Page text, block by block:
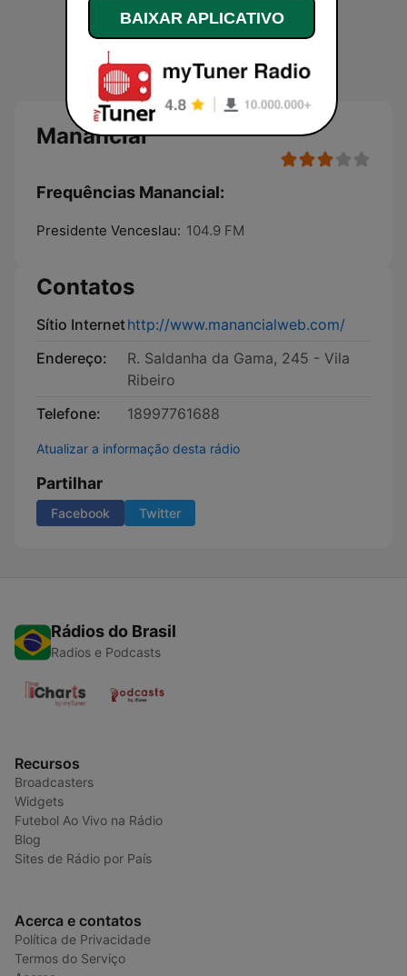
Manancial
Frequências Manancial:
Presidente Venceslau: 104.9 FM
Contatos
Sítio Internethttp://www.manancialweb.com/
Endereço:
R. Saldanha da Gama, 245 - Vila
Ribeiro
Telefone:
18997761688
Atualizar a informação desta rádio
Partilhar
Facebook Twitter
Rádios do Brasil
Radios e Podcasts
Recursos
Broadcasters
Widgets
Futebol Ao Vivo na Rádio
Blog
Sites de Rádio por País
Acerca e contatos
Política de Privacidade
Termos do Serviço
BAIXAR APLICATIVO